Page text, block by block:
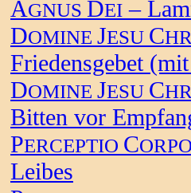
AGNUS DEI –
DOMINE JESU C
Friedensgebet
DOMINE JESU C
Bitten vor
PERCEPTIO C
Leibes